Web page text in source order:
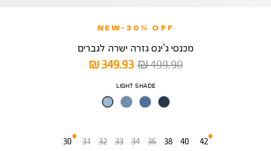
NEW-30% OFF
מכנסי ג’ינס גזרה ישרה לגברים
מחיר
מוצר
349.93 ₪
מחיר
499.90 ₪
צבע
LIGHT SHADE
30 31 32 33 34 36 38 40 42